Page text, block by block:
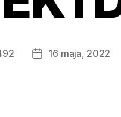
Data16 maja, 2022